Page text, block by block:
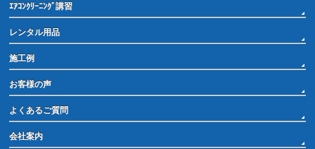
ｴｱｺﾝｸﾘｰﾆﾝｸﾞ講習
レンタル用品
施工例
お客様の声
よくあるご質問
会社案内